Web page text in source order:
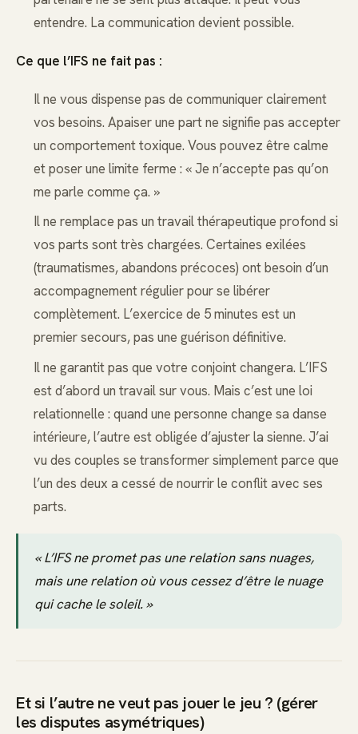
entendre. La communication devient possible.
Ce que l’IFS ne fait pas :
Il ne vous dispense pas de communiquer clairement
vos besoins. Apaiser une part ne signifie pas accepter
un comportement toxique. Vous pouvez être calme
et poser une limite ferme : « Je n’accepte pas qu’on
me parle comme ça. »
Il ne remplace pas un travail thérapeutique profond si
vos parts sont très chargées. Certaines exilées
(traumatismes, abandons précoces) ont besoin d’un
accompagnement régulier pour se libérer
complètement. L’exercice de 5 minutes est un
premier secours, pas une guérison définitive.
Il ne garantit pas que votre conjoint changera. L’IFS
est d’abord un travail sur vous. Mais c’est une loi
relationnelle : quand une personne change sa danse
intérieure, l’autre est obligée d’ajuster la sienne. J’ai
vu des couples se transformer simplement parce que
l’un des deux a cessé de nourrir le conflit avec ses
parts.
« L’IFS ne promet pas une relation sans nuages,
mais une relation où vous cessez d’être le nuage
qui cache le soleil. »
Et si l’autre ne veut pas jouer le jeu ? (gérer
les disputes asymétriques)